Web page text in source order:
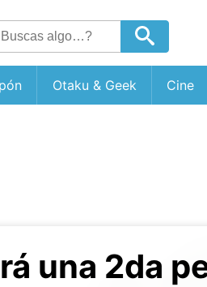
Otaku & Geek Cine
una 2da